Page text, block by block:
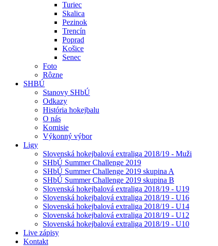
Turiec
Skalica
Pezinok
Trencín
Poprad
Košice
Senec
Foto
Rôzne
SHBÚ
Stanovy SHbÚ
Odkazy
História hokejbalu
O nás
Komisie
Výkonný výbor
Ligy
Slovenská hokejbalová extraliga 2018/19 - Muži
SHbÚ Summer Challenge 2019
SHbÚ Summer Challenge 2019 skupina A
SHbÚ Summer Challenge 2019 skupina B
Slovenská hokejbalová extraliga 2018/19 - U19
Slovenská hokejbalová extraliga 2018/19 - U16
Slovenská hokejbalová extraliga 2018/19 - U14
Slovenská hokejbalová extraliga 2018/19 - U12
Slovenská hokejbalová extraliga 2018/19 - U10
Live zápisy
Kontakt